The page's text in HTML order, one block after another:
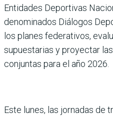
Entidades Depor­tivas
denominados Diálogos
los planes federativos,
supuestarias y proyectar
conjuntas para el año 2026.
Este lunes, las jornadas de